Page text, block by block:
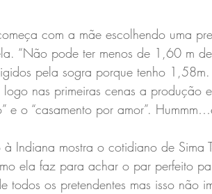
com a mãe escolhendo uma
“Não pode ter menos de 1,60 m
pela sogra porque tenho
nas primeiras cenas a produção
e o “casamento por amor”.
à Indiana mostra o cotidiano de Sima
ela faz para achar o par perfeito
todos os pretendentes mas isso não